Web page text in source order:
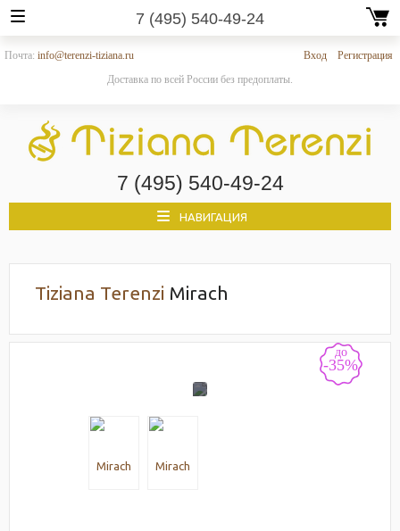
7 (495) 540-49-24
Почта: info@terenzi-tiziana.ru Вход
Регистрация
Доставка по всей России без предоплаты.
7 (495) 540-49-24
НАВИГАЦИЯ
Tiziana Terenzi Mirach
до
-35%